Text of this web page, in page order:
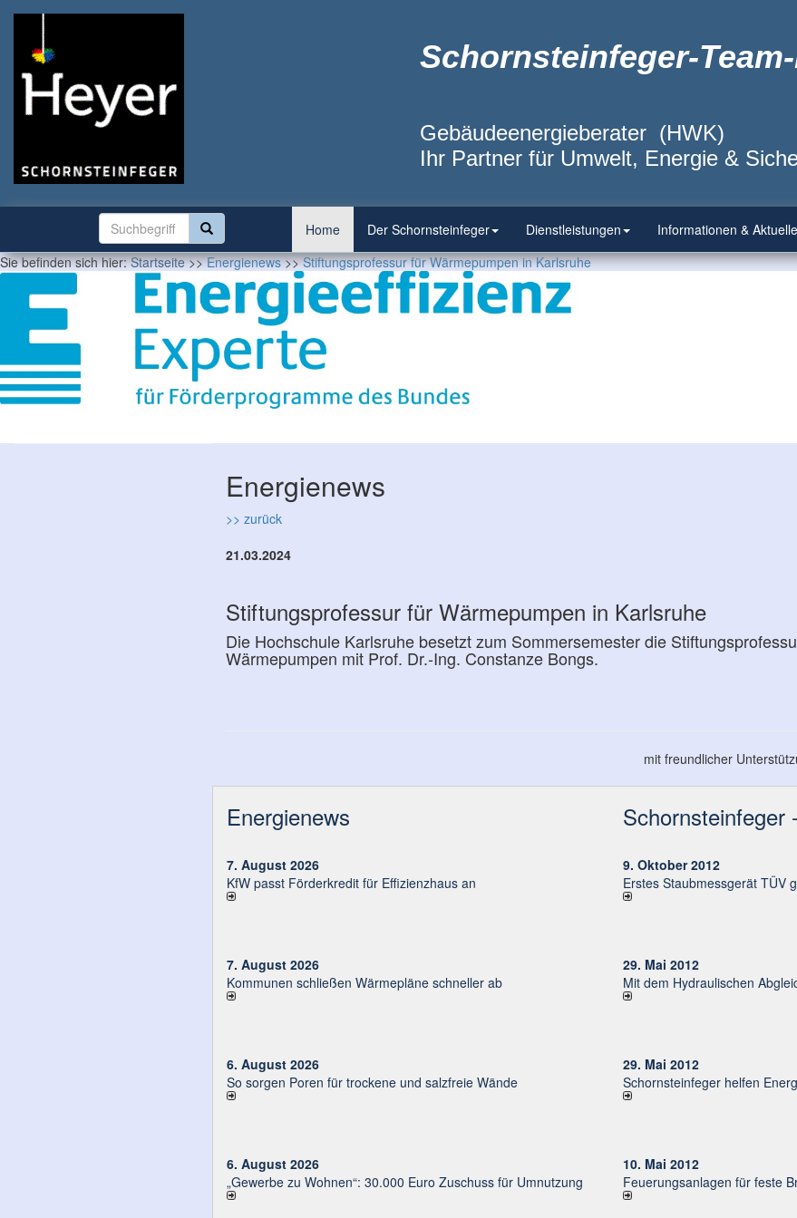
Schornsteinfeger-
Gebäudeenergieberater (HWK)
Ihr Partner für Umwelt, Energie &
Home Der Schornsteinfeger Dienstleistungen Informationen &
Sie befinden sich hier:Startseite>>Energienews>>Stiftungsprofessur für Wärmepumpen in Karlsruhe
Energienews
>> zurück
21.03.2024
Stiftungsprofessur für Wärmepumpen in Karlsruhe
Die Hochschule Karlsruhe besetzt zum Sommersemester die
Wärmepumpen mit Prof. Dr.-Ing. Constanze Bongs.
mit freundlicher
Energienews
7. August 2026
KfW passt Förderkredit für Effizienzhaus an
7. August 2026
Kommunen schließen Wärmepläne schneller ab
6. August 2026
So sorgen Poren für trockene und salzfreie Wände
6. August 2026
„Gewerbe zu Wohnen“: 30.000 Euro Zu­schuss für Um­nut­zung
Schornsteinfeger
9. Oktober 2012
Erstes Staubmessgerät TÜV
29. Mai 2012
Mit dem Hydraulischen
29. Mai 2012
Schornsteinfeger helfen
10. Mai 2012
Feuerungsanlagen für feste